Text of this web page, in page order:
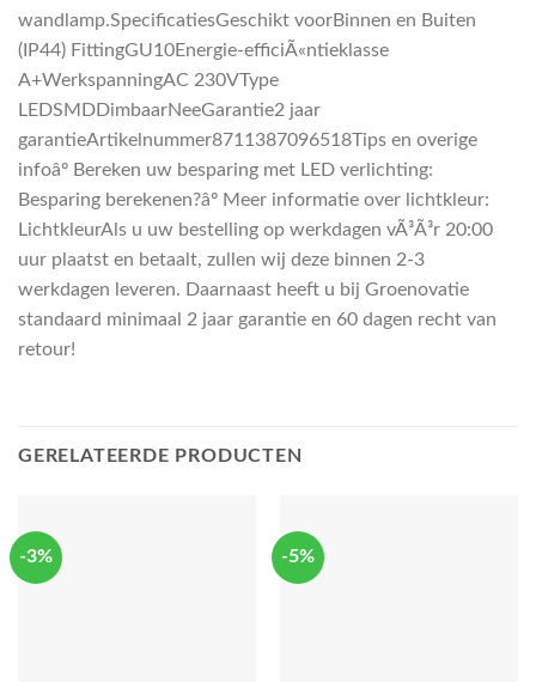
wandlamp.SpecificatiesGeschikt voorBinnen en Buiten
(IP44) FittingGU10Energie-efficiÃ«ntieklasse
A+WerkspanningAC 230VType
LEDSMDDimbaarNeeGarantie2 jaar
garantieArtikelnummer8711387096518Tips en overige
infoâº Bereken uw besparing met LED verlichting:
Besparing berekenen?âº Meer informatie over lichtkleur:
LichtkleurAls u uw bestelling op werkdagen vÃ³Ã³r 20:00
uur plaatst en betaalt, zullen wij deze binnen 2-3
werkdagen leveren. Daarnaast heeft u bij Groenovatie
standaard minimaal 2 jaar garantie en 60 dagen recht van
retour!
GERELATEERDE PRODUCTEN
-3% -5%